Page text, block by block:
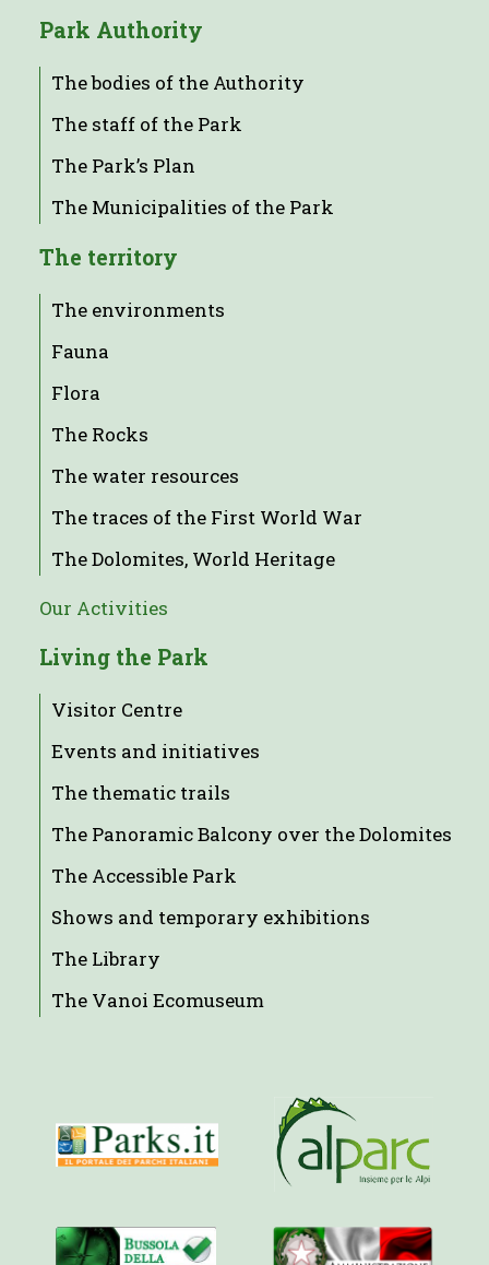
Park Authority
The bodies of the Authority
The staff of the Park
The Park’s Plan
The Municipalities of the Park
The territory
The environments
Fauna
Flora
The Rocks
The water resources
The traces of the First World War
The Dolomites, World Heritage
Our Activities
Living the Park
Visitor Centre
Events and initiatives
The thematic trails
The Panoramic Balcony over the Dolomites
The Accessible Park
Shows and temporary exhibitions
The Library
The Vanoi Ecomuseum